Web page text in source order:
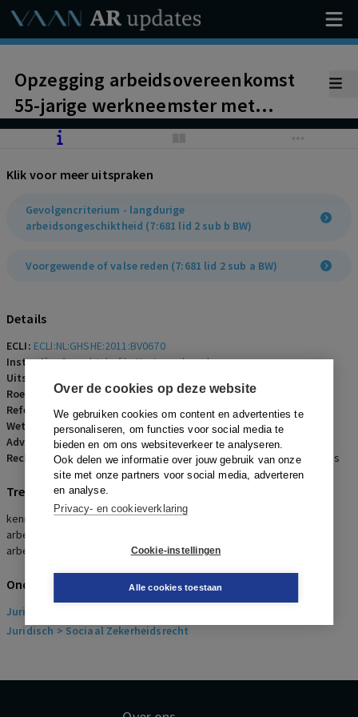
Over de cookies op deze website
We gebruiken cookies om content en advertenties te
personaliseren, om functies voor social media te
bieden en om ons websiteverkeer te analyseren.
Ook delen we informatie over jouw gebruik van onze
site met onze partners voor social media, adverteren
en analyse.
Privacy- en cookieverklaring
Cookie-instellingen
Alle cookies toestaan
Opzegging arbeidsovereenkomst
55-jarige werkneemster met
eenzijdig arbeidsverleden na 3,5
kennelijk onredelijk zonder
vergoeding. Geen bijkomende
omstandigheden
Wustlich/Chromalloy
Klik voor meer uitspraken
Gevolgencriterium - langdurige
arbeidsongeschiktheid (7:681 lid 2 sub b BW)
Voorgewende of valse reden (7:681 lid 2 sub a BW)
Details
ECLI: ECLI:NL:GHSHE:2011:BV0670
Instantie:Gerechtshof 's-Hertogenbosch
Uitspraakdatum:
Roepnaam:werkneemster/werkgever
Referentienummer:AR-2012-0041
Wetsartikelen:7:681 BW
Advocaten:M.A. Breewel-Witteveen en K. Zeylmaker
Rechters:E.A.G.M. Waaijers, A.P. Zweers-van Vollenhoven en A.E. Bos
Trefwoorden
kennelijk onredelijk ontslag, Wustlich/Chromalloy,
arbeidsongeschiktheid, voorgewende reden, 3,5 jaar
arbeidsongeschikt
Onderwerpen
Juridisch
Juridisch > Sociaal Zekerheidsrecht